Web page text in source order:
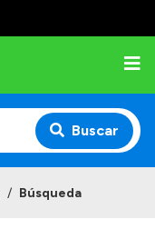
Buscar
/ Búsqueda